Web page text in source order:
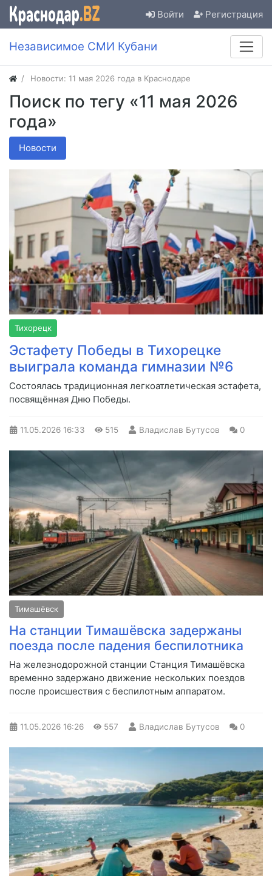
Войти Регистрация
Независимое СМИ Кубани
Новости: 11 мая 2026 года в Краснодаре
Поиск по тегу «11 мая 2026
года»
Новости
Тихорецк
Эстафету Победы в Тихорецке
выиграла команда гимназии №6
Состоялась традиционная легкоатлетическая эстафета,
посвящённая Дню Победы.
11.05.2026 16:33 515 Владислав Бутусов 0
Тимашёвск
На станции Тимашёвска задержаны
поезда после падения беспилотника
На железнодорожной станции Станция Тимашёвска
временно задержано движение нескольких поездов
после происшествия с беспилотным аппаратом.
11.05.2026 16:26 557 Владислав Бутусов 0